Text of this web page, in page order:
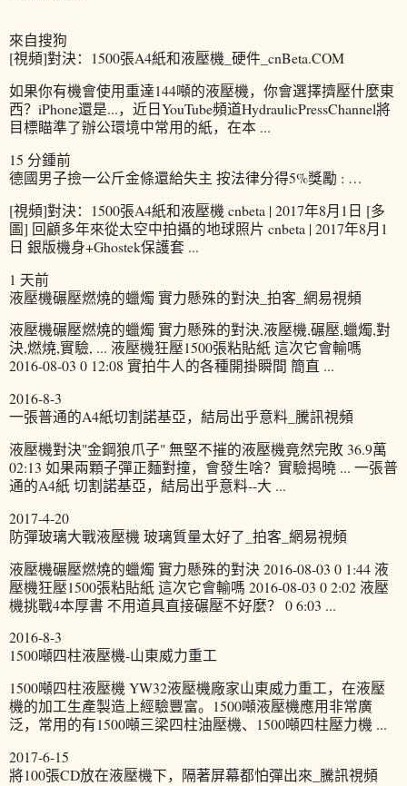
來自搜狗
[視頻]對決：1500張A4紙和液壓機_硬件_cnBeta.COM
如果你有機會使用重達144噸的液壓機，你會選擇擠壓什麼東
西？iPhone還是...，近日YouTube頻道HydraulicPressChannel將
目標瞄準了辦公環境中常用的紙，在本 ...
15 分鍾前
德國男子撿一公斤金條還給失主 按法律分得5%獎勵 : …
[視頻]對決：1500張A4紙和液壓機 cnbeta | 2017年8月1日 [多
圖] 回顧多年來從太空中拍攝的地球照片 cnbeta | 2017年8月1
日 銀版機身+Ghostek保護套 ...
1 天前
液壓機碾壓燃燒的蠟燭 實力懸殊的對決_拍客_網易視頻
液壓機碾壓燃燒的蠟燭 實力懸殊的對決,液壓機,碾壓,蠟燭,對
決,燃燒,實驗, ... 液壓機狂壓1500張粘貼紙 這次它會輸嗎
2016-08-03 0 12:08 實拍牛人的各種開掛瞬間 簡直 ...
2016-8-3
一張普通的A4紙切割諾基亞，結局出乎意料_騰訊視頻
液壓機對決"金鋼狼爪子" 無堅不摧的液壓機竟然完敗 36.9萬
02:13 如果兩顆子彈正麵對撞，會發生啥？實驗揭曉 ... 一張普
通的A4紙 切割諾基亞，結局出乎意料--大 ...
2017-4-20
防彈玻璃大戰液壓機 玻璃質量太好了_拍客_網易視頻
液壓機碾壓燃燒的蠟燭 實力懸殊的對決 2016-08-03 0 1:44 液
壓機狂壓1500張粘貼紙 這次它會輸嗎 2016-08-03 0 2:02 液壓
機挑戰4本厚書 不用道具直接碾壓不好麼？ 0 6:03 ...
2016-8-3
1500噸四柱液壓機-山東威力重工
1500噸四柱液壓機 YW32液壓機廠家山東威力重工，在液壓
機的加工生產製造上經驗豐富。1500噸液壓機應用非常廣
泛，常用的有1500噸三梁四柱油壓機、1500噸四柱壓力機 ...
2017-6-15
將100張CD放在液壓機下，隔著屏幕都怕彈出來_騰訊視頻